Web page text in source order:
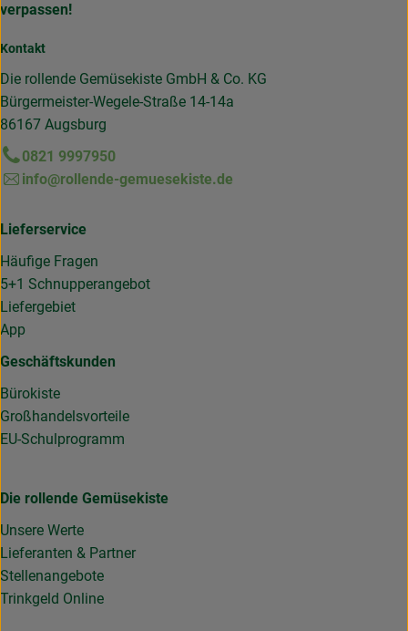
verpassen!
Kontakt
Die rollende Gemüsekiste GmbH & Co. KG
Bürgermeister-Wegele-Straße 14-14a
86167 Augsburg
0821 9997950
info@rollende-gemuesekiste.de
Lieferservice
Häufige Fragen
5+1 Schnupperangebot
Liefergebiet
App
Geschäftskunden
Bürokiste
Großhandelsvorteile
EU-Schulprogramm
Die rollende Gemüsekiste
Unsere Werte
Lieferanten & Partner
Stellenangebote
Trinkgeld Online